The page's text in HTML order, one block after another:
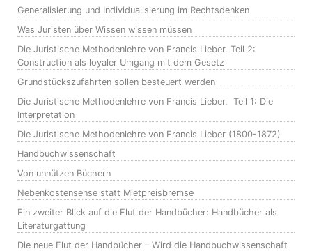
Generalisierung und Individualisierung im Rechtsdenken
Was Juristen über Wissen wissen müssen
Die Juristische Methodenlehre von Francis Lieber. Teil 2:
Construction als loyaler Umgang mit dem Gesetz
Grundstückszufahrten sollen besteuert werden
Die Juristische Methodenlehre von Francis Lieber. Teil 1: Die
Interpretation
Die Juristische Methodenlehre von Francis Lieber (1800-1872)
Handbuchwissenschaft
Von unnützen Büchern
Nebenkostensense statt Mietpreisbremse
Ein zweiter Blick auf die Flut der Handbücher: Handbücher als
Literaturgattung
Die neue Flut der Handbücher – Wird die Handbuchwissenschaft